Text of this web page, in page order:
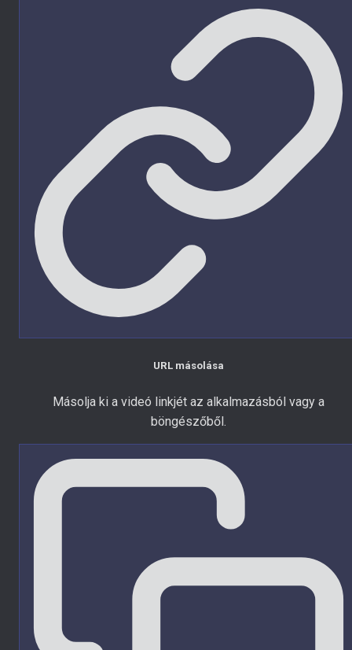
URL másolása
Másolja ki a videó linkjét az alkalmazásból vagy a
böngészőből.